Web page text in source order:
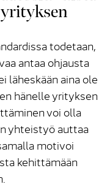
todetaan,
antaa ohjausta
läheskään aina ole
hänelle yrityksen
voi olla
yhteistyö auttaa
motivoi
kehittämään